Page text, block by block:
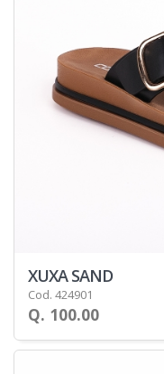
XUXA SAND
Cod. 424901
Q. 100.00